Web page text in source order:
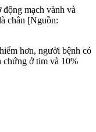
mạch vành và
chân [Nguồn:
hơn, người bệnh có
chứng ở tim và 10%